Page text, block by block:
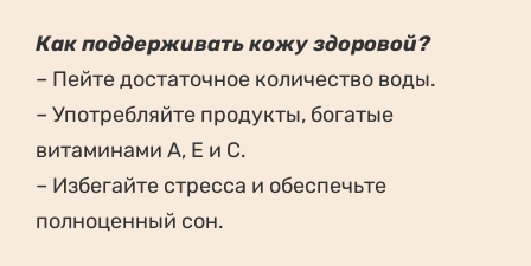
Как поддерживать кожу здоровой?
– Пейте достаточное количество воды.
– Употребляйте продукты, богатые
витаминами А, Е и С.
– Избегайте стресса и обеспечьте
полноценный сон.